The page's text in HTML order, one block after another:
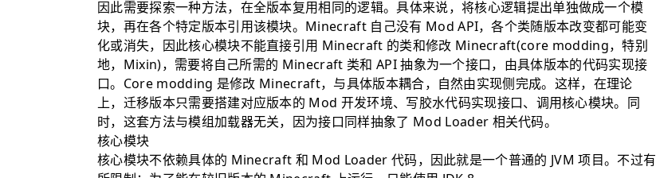
Forge 下开发模式运行的加载问题
依赖问题
解决方案
Hell
因此需要探索一种方法，在全版本复用相同的逻辑。具体来说，将核心逻辑提出单独做成一个模
块，再在各个特定版本引用该模块。Minecraft 自己没有 Mod API，各个类随版本改变都可能变
化或消失，因此核心模块不能直接引用 Minecraft 的类和修改 Minecraft(core modding，特别
地，Mixin)，需要将自己所需的 Minecraft 类和 API 抽象为一个接口，由具体版本的代码实现接
口。Core modding 是修改 Minecraft，与具体版本耦合，自然由实现侧完成。这样，在理论
上，迁移版本只需要搭建对应版本的 Mod 开发环境、写胶水代码实现接口、调用核心模块。同
时，这套方法与模组加载器无关，因为接口同样抽象了 Mod Loader 相关代码。
核心模块
核心模块不依赖具体的 Minecraft 和 Mod Loader 代码，因此就是一个普通的 JVM 项目。不过有